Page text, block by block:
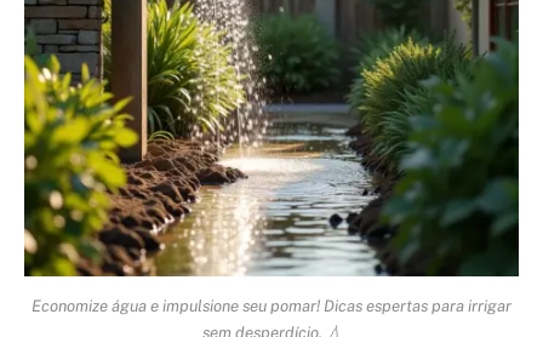
Economize água e impulsione seu pomar! Dicas espertas para irrigar
sem desperdício. 💧